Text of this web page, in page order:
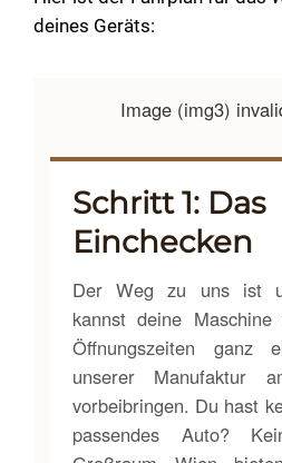
deines Geräts:
Image (img3)
Schritt 1: Das
Einchecken
Der Weg zu uns ist
kannst deine
Öffnungszeiten ganz
unserer Manufaktur
vorbeibringen. Du hast
passendes Auto?